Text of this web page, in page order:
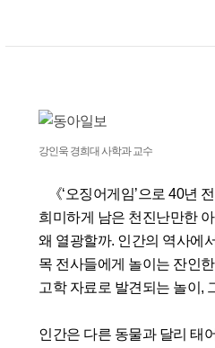
강인욱 경희대 사학과 교수
《‘오징어게임’으로 40년
희미하게 남은 천진난만한
왜 열광할까. 인간의 역사에
목 전사들에게 놀이는 잔인
고학 자료로 발견되는 놀이,
인간은 다른 동물과 달리 태